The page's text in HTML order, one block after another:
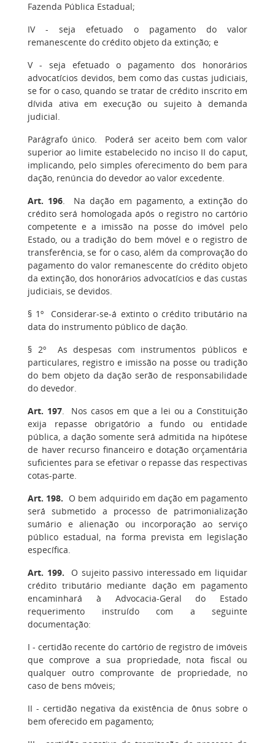
Fazenda Pública Estadual;
IV- seja efetuado o pagamento do valor
remanescente do crédito objeto da extinção; e
V - seja efetuado o pagamento dos honorários
advocatícios devidos, bem como das custas judiciais,
se for o caso, quando se tratar de crédito inscrito em
dívida ativa em execução ou sujeito à demanda
judicial.
Parágrafo único. Poderá ser aceito bem com valor
superior ao limite estabelecido no inciso II do caput,
implicando, pelo simples oferecimento do bem para
dação, renúncia do devedor ao valor excedente.
Art. 196. Na dação em pagamento, a extinção do
crédito será homologada após o registro no cartório
competente e a imissão na posse do imóvel pelo
Estado, ou a tradição do bem móvel e o registro de
transferência, se for o caso, além da comprovação do
pagamento do valor remanescente do crédito objeto
da extinção, dos honorários advocatícios e das custas
judiciais, se devidos.
§ 1º Considerar-se-á extinto o crédito tributário na
data do instrumento público de dação.
§ 2ºAs despesas com instrumentos públicos e
particulares, registro e imissão na posse ou tradição
do bem objeto da dação serão de responsabilidade
do devedor.
Art. 197. Nos casos em que a lei ou a Constituição
exija repasse obrigatório a fundo ou entidade
pública, a dação somente será admitida na hipótese
de haver recurso financeiro e dotação orçamentária
suficientes para se efetivar o repasse das respectivas
cotas-parte.
Art. 198. O bem adquirido em dação em pagamento
será submetido a processo de patrimonialização
sumário e alienação ou incorporação ao serviço
público estadual, na forma prevista em legislação
específica.
Art. 199. O sujeito passivo interessado em liquidar
crédito tributário mediante dação em pagamento
encaminhará à Advocacia-Geral do Estado
requerimento instruído com a seguinte
documentação:
I- certidão recente do cartório de registro de imóveis
que comprove a sua propriedade, nota fiscal ou
qualquer outro comprovante de propriedade, no
caso de bens móveis;
II - certidão negativa da existência de ônus sobre o
bem oferecido em pagamento;